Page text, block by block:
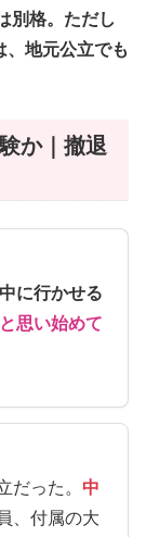
別格。ただし
、地元公立でも
か｜撤退
に行かせる
思い始めて
だった。 中
、付属の大